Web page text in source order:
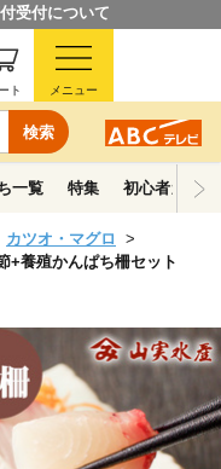
受付について
検索
ト メニュー
一覧 特集 初心者ガイド
カツオ・マグロ
+養殖かんぱち柵セット